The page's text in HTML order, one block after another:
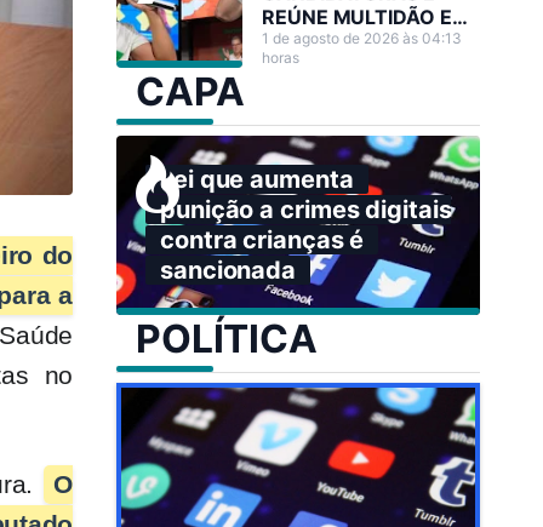
do
a
no
O
REÚNE MULTIDÃO EM
GRANDE ATO NO
ACRE
1 de agosto de 2026 às 04:13
horas
CAPA
Lei que aumenta
punição a crimes digitais
contra crianças é
sancionada
POLÍTICA